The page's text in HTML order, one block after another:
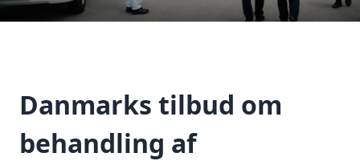
Danmarks tilbud om
behandling af